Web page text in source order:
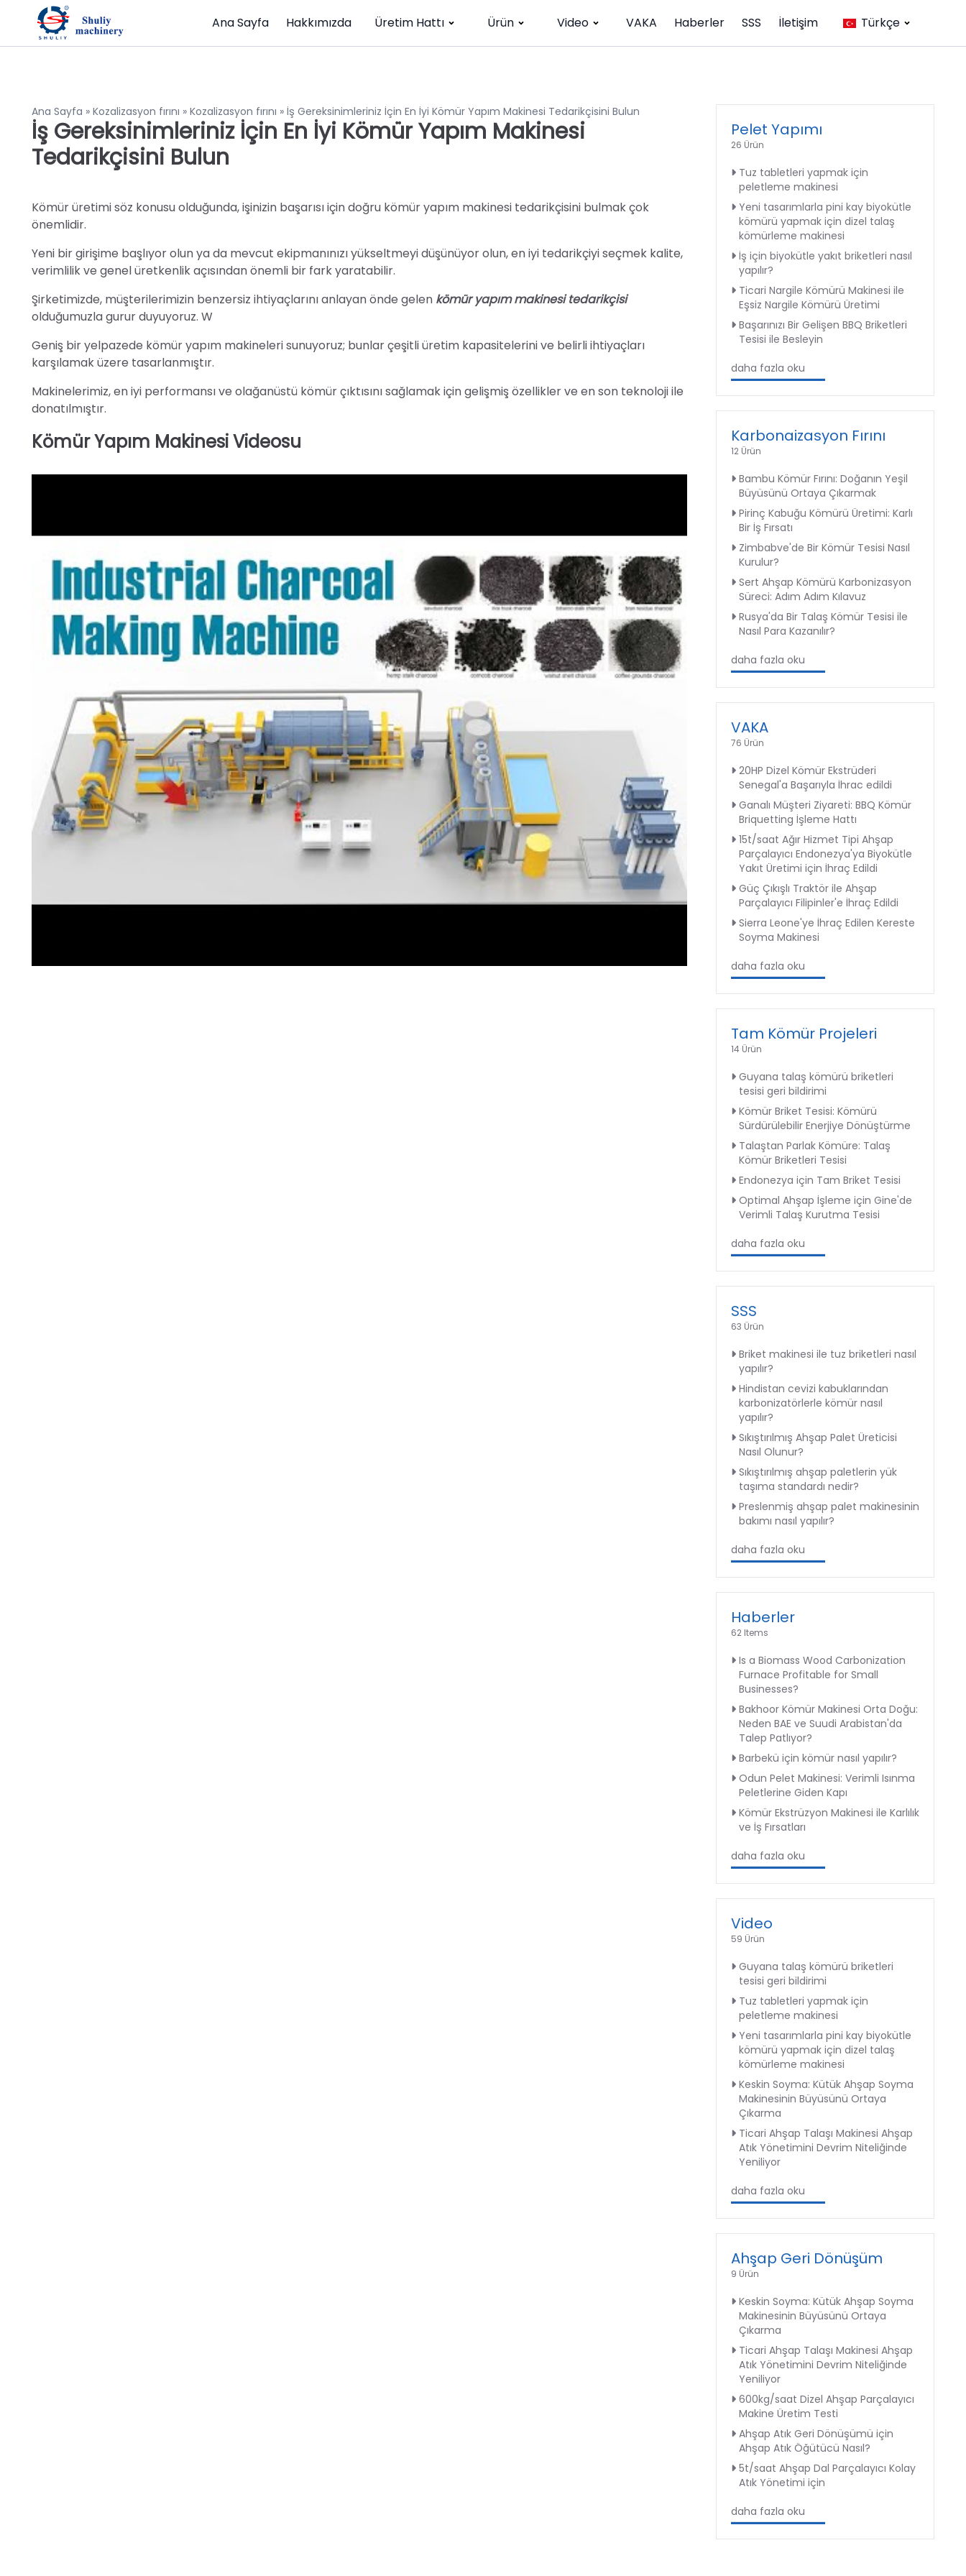
Ana Sayfa Hakkımızda Üretim Hattı Ürün Video VAKA Haberler SSS İletişim Türkçe
Ana Sayfa » Kozalizasyon fırını » Kozalizasyon fırını » İş Gereksinimleriniz İçin En İyi Kömür Yapım Makinesi Tedarikçisini Bulun
İş Gereksinimleriniz İçin En İyi Kömür Yapım Makinesi
Tedarikçisini Bulun
Kömür üretimi söz konusu olduğunda, işinizin başarısı için doğru kömür yapım makinesi tedarikçisini bulmak çok
önemlidir.
Yeni bir girişime başlıyor olun ya da mevcut ekipmanınızı yükseltmeyi düşünüyor olun, en iyi tedarikçiyi seçmek kalite,
verimlilik ve genel üretkenlik açısından önemli bir fark yaratabilir.
Şirketimizde, müşterilerimizin benzersiz ihtiyaçlarını anlayan önde gelen kömür yapım makinesi tedarikçisi
olduğumuzla gurur duyuyoruz. W
Geniş bir yelpazede kömür yapım makineleri sunuyoruz; bunlar çeşitli üretim kapasitelerini ve belirli ihtiyaçları
karşılamak üzere tasarlanmıştır.
Makinelerimiz, en iyi performansı ve olağanüstü kömür çıktısını sağlamak için gelişmiş özellikler ve en son teknoloji ile
donatılmıştır.
Kömür Yapım Makinesi Videosu
Pelet Yapımı
26 Ürün
Tuz tabletleri yapmak için
peletleme makinesi
Yeni tasarımlarla pini kay biyokütle
kömürü yapmak için dizel talaş
kömürleme makinesi
İş için biyokütle yakıt briketleri nasıl
yapılır?
Ticari Nargile Kömürü Makinesi ile
Eşsiz Nargile Kömürü Üretimi
Başarınızı Bir Gelişen BBQ Briketleri
Tesisi ile Besleyin
daha fazla oku
Karbonaizasyon Fırını
12 Ürün
Bambu Kömür Fırını: Doğanın Yeşil
Büyüsünü Ortaya Çıkarmak
Pirinç Kabuğu Kömürü Üretimi: Karlı
Bir İş Fırsatı
Zimbabve'de Bir Kömür Tesisi Nasıl
Kurulur?
Sert Ahşap Kömürü Karbonizasyon
Süreci: Adım Adım Kılavuz
Rusya'da Bir Talaş Kömür Tesisi ile
Nasıl Para Kazanılır?
daha fazla oku
VAKA
76 Ürün
20HP Dizel Kömür Ekstrüderi
Senegal'a Başarıyla İhrac edildi
Ganalı Müşteri Ziyareti: BBQ Kömür
Briquetting İşleme Hattı
15t/saat Ağır Hizmet Tipi Ahşap
Parçalayıcı Endonezya'ya Biyokütle
Yakıt Üretimi için İhraç Edildi
Güç Çıkışlı Traktör ile Ahşap
Parçalayıcı Filipinler'e İhraç Edildi
Sierra Leone'ye İhraç Edilen Kereste
Soyma Makinesi
daha fazla oku
Tam Kömür Projeleri
14 Ürün
Guyana talaş kömürü briketleri
tesisi geri bildirimi
Kömür Briket Tesisi: Kömürü
Sürdürülebilir Enerjiye Dönüştürme
Talaştan Parlak Kömüre: Talaş
Kömür Briketleri Tesisi
Endonezya için Tam Briket Tesisi
Optimal Ahşap İşleme için Gine'de
Verimli Talaş Kurutma Tesisi
daha fazla oku
SSS
63 Ürün
Briket makinesi ile tuz briketleri nasıl
yapılır?
Hindistan cevizi kabuklarından
karbonizatörlerle kömür nasıl
yapılır?
Sıkıştırılmış Ahşap Palet Üreticisi
Nasıl Olunur?
Sıkıştırılmış ahşap paletlerin yük
taşıma standardı nedir?
Preslenmiş ahşap palet makinesinin
bakımı nasıl yapılır?
daha fazla oku
Haberler
62 Items
Is a Biomass Wood Carbonization
Furnace Profitable for Small
Businesses?
Bakhoor Kömür Makinesi Orta Doğu:
Neden BAE ve Suudi Arabistan'da
Talep Patlıyor?
Barbekü için kömür nasıl yapılır?
Odun Pelet Makinesi: Verimli Isınma
Peletlerine Giden Kapı
Kömür Ekstrüzyon Makinesi ile Karlılık
ve İş Fırsatları
daha fazla oku
Video
59 Ürün
Guyana talaş kömürü briketleri
tesisi geri bildirimi
Tuz tabletleri yapmak için
peletleme makinesi
Yeni tasarımlarla pini kay biyokütle
kömürü yapmak için dizel talaş
kömürleme makinesi
Keskin Soyma: Kütük Ahşap Soyma
Makinesinin Büyüsünü Ortaya
Çıkarma
Ticari Ahşap Talaşı Makinesi Ahşap
Atık Yönetimini Devrim Niteliğinde
Yeniliyor
daha fazla oku
Ahşap Geri Dönüşüm
9 Ürün
Keskin Soyma: Kütük Ahşap Soyma
Makinesinin Büyüsünü Ortaya
Çıkarma
Ticari Ahşap Talaşı Makinesi Ahşap
Atık Yönetimini Devrim Niteliğinde
Yeniliyor
600kg/saat Dizel Ahşap Parçalayıcı
Makine Üretim Testi
Ahşap Atık Geri Dönüşümü için
Ahşap Atık Öğütücü Nasıl?
5t/saat Ahşap Dal Parçalayıcı Kolay
Atık Yönetimi için
daha fazla oku